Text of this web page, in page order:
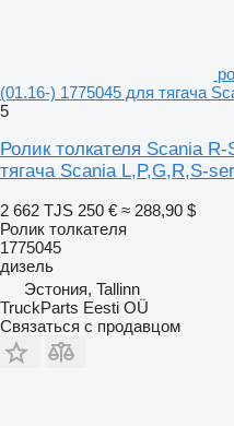
(01.16-) 1775045 для тягача
5
Ролик толкателя Scania
тягача Scania L,P,G,R,S-
2 662 TJS 250 € ≈ 288,90 $
Ролик толкателя
1775045
дизель
Эстония, Tallinn
TruckParts Eesti OÜ
Связаться с продавцом